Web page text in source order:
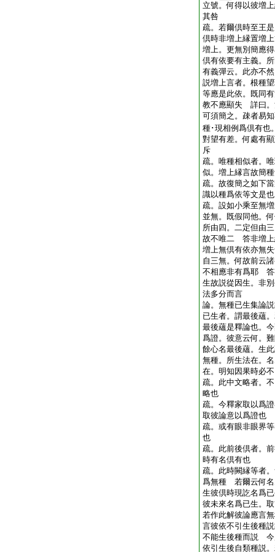
立號。何得以彼増
其咎
疏。若爾倶時至王
倶時非増上縁置増
増上。更無別簡應
倶有依要有主義。
有義彈云。此亦不
説増上言者。根種
等應是此依。既同
教不應顯失 詳曰。
可須簡之。疎者易
種･現相例爲倶有也
對望有差。何處有
斥
疏。唯種相似者。
似。増上縁言故簡
疏。故復簡之如下
識以種爲依等文是
疏。設如小乘至無
並無。既假同他。
所由四。二定但由
故不唯二 答非増上
増上無倶有依亦無
自三無。何故前云
不相應非有爲耶 答
生故説從因生。非
法多分而言
論。無種已生集論
已生者。謂最後蘊
最後蘊是釋論也。
爲證。彼意云何。
餘心名最後蘊。生
無種。所生法在。
在。明知因果時必
疏。此中文略者。
略也
疏。今釋家取以爲
取彼論意以爲證也
疏。或有眼非眼界
也
疏。此前後倶者。
時有名倶有也
疏。此時闕縁等者
爲無種 若爾云何
生彼倶時現訖名爲
彼未來名爲已生。
若作此解彼論應言
言彼依不引生後種
不能生後種而説 今
依引生後自類種説